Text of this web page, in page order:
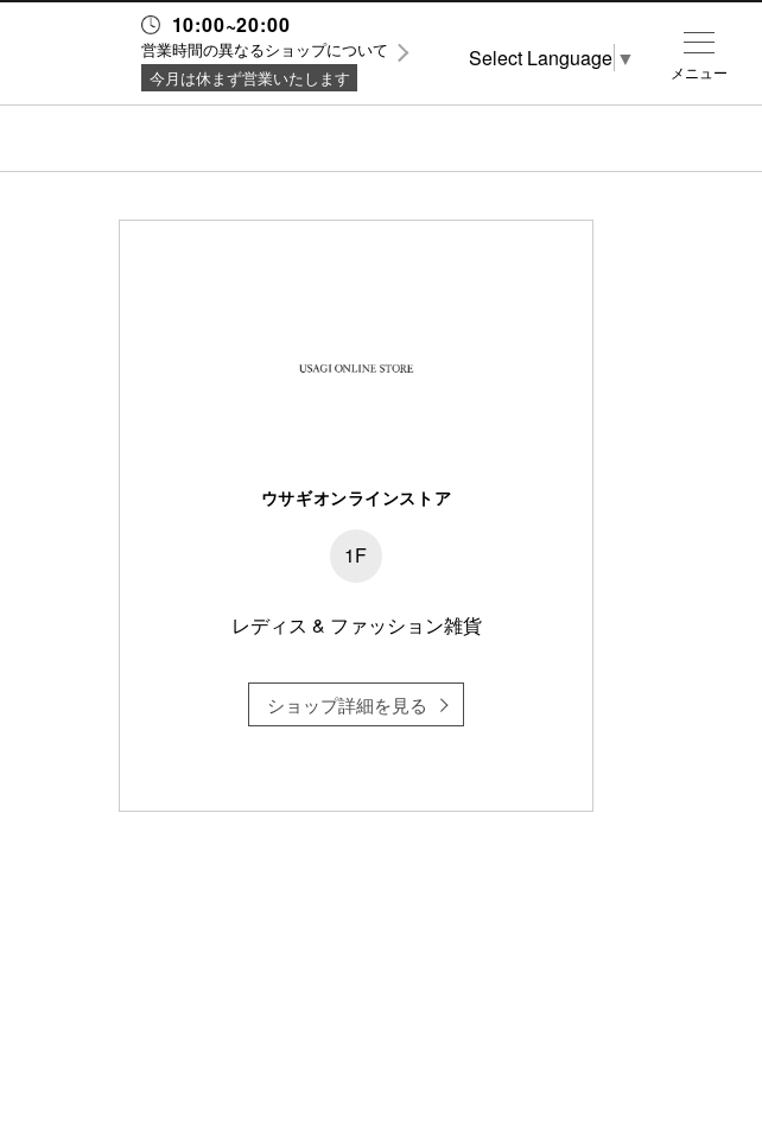
10:00~20:00
営業時間の異なるショップについて
今月は休まず営業いたします
ウサギオンラインストア
1F
レディス & ファッション雑貨
ショップ詳細を見る
メニュー
Select Language ▼